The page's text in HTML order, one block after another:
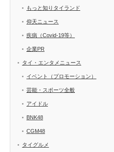
もっと知りタイランド
仰天ニュース
疾病（Covid-19等）
企業PR
タイ・エンタメニュース
イベント（プロモーション）
芸能・スポーツ全般
アイドル
BNK48
CGM48
タイグルメ